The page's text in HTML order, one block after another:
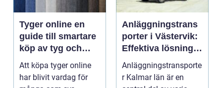
Tyger online en
guide till smartare
köp av tyg och
hemtextil
Att köpa tyger online
har blivit vardag för
Anläggningstrans
porter i Västervik:
Effektiva lösningar
för bygg och
markarbete
Anläggningstransporte
r Kalmar län är en